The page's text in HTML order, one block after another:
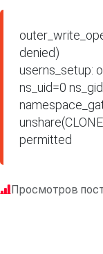
denied)
userns_setup:
ns_uid=0
permitted
Просмотров